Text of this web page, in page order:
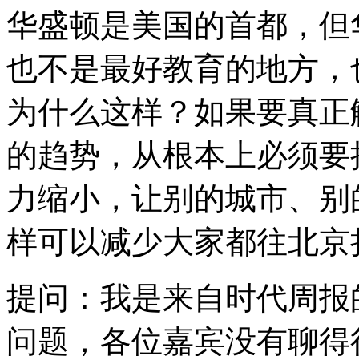
华盛顿是美国的首都，
也不是最好教育的地方
为什么这样？如果要真
的趋势，从根本上必须
力缩小，让别的城市、
样可以减少大家都往北
提问：我是来自时代周
问题，各位嘉宾没有聊